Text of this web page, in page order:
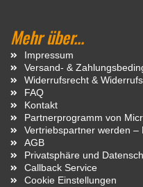
Mehr über...
Impressum
Versand- &
Widerrufsrecht &
FAQ
Kontakt
Partnerprogramm von
Vertriebspartner werden –
AGB
Privatsphäre und
Callback Service
Cookie Einstellungen